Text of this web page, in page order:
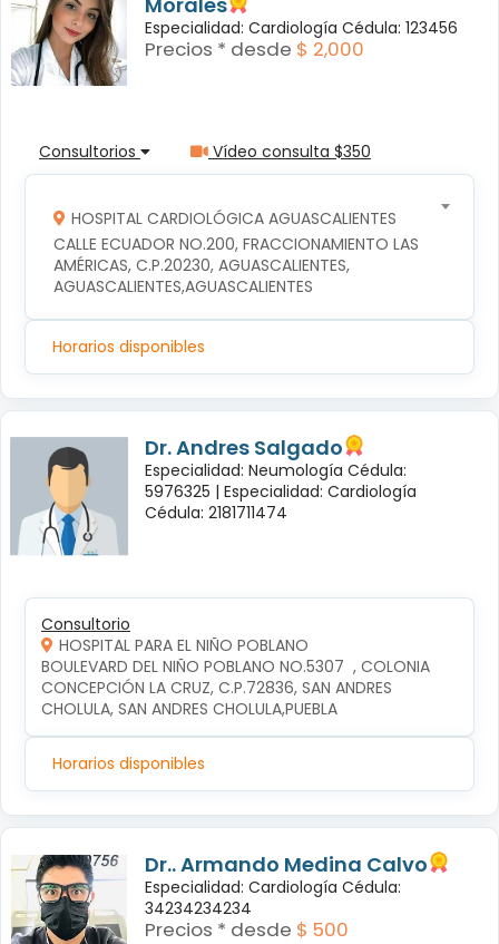
Especialidad: Cardiología Cédula: 123456
Precios * desde $ 2,000
Consultorios Vídeo consulta $350
HOSPITAL CARDIOLÓGICA AGUASCALIENTES
CALLE ECUADOR NO.200, FRACCIONAMIENTO LAS
AMÉRICAS, C.P.20230, AGUASCALIENTES,
AGUASCALIENTES,AGUASCALIENTES
Horarios disponibles
Dr. Andres Salgado
Especialidad: Neumología Cédula:
5976325 | Especialidad: Cardiología
Cédula: 2181711474
Consultorio
HOSPITAL PARA EL NIÑO POBLANO
BOULEVARD DEL NIÑO POBLANO NO.5307  , COLONIA
CONCEPCIÓN LA CRUZ, C.P.72836, SAN ANDRES
CHOLULA, SAN ANDRES CHOLULA,PUEBLA
Horarios disponibles
Dr.. Armando Medina Calvo
Especialidad: Cardiología Cédula:
34234234234
Precios * desde $ 500